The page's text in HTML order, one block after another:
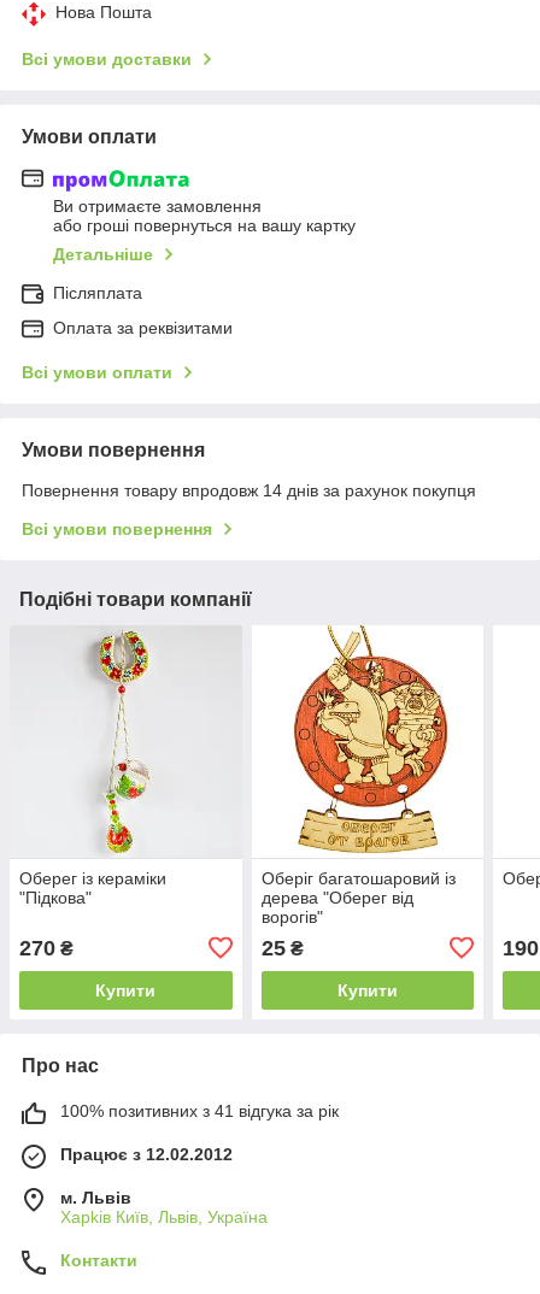
Нова Пошта
Всі умови доставки
Умови оплати
Ви отримаєте замовлення
або гроші повернуться на вашу картку
Детальніше
Післяплата
Оплата за реквізитами
Всі умови оплати
Умови повернення
Повернення товару впродовж 14 днів за рахунок покупця
Всі умови повернення
Подібні товари компанії
Оберег із кераміки
"Підкова"
270 ₴
Купити
Оберіг багатошаровий із
дерева "Оберег від
ворогів"
25₴
Купити
190
Про нас
100% позитивних з 41 відгука за рік
Працює з 12.02.2012
м. Львів
Харkiв Київ, Львів, Україна
Контакти